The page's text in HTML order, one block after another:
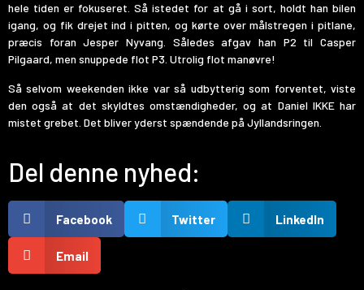
hele tiden er fokuseret. Så istedet for at gå i sort, holdt han bilen
igang, og fik drejet ind i pitten, og kørte over målstregen i pitlane,
præcis foran Jesper Nyvang. Således afgav han P2 til Casper
Pilgaard, men snuppede flot P3. Utrolig flot manøvre!
Så selvom weekenden ikke var så udbytterig som forventet, viste
den også at det skyldtes omstændigheder, og at Daniel IKKE har
mistet grebet. Det bliver yderst spændende på Jyllandsringen.
Del denne nyhed:
Facebook Twitter LinkedIn
Email